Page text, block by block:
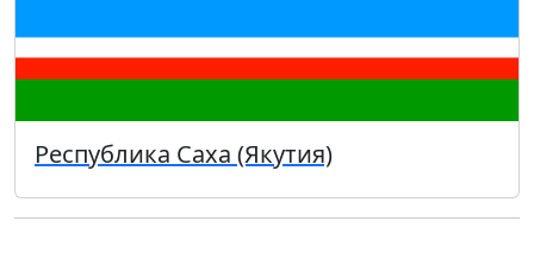
Республика Саха (Якутия)